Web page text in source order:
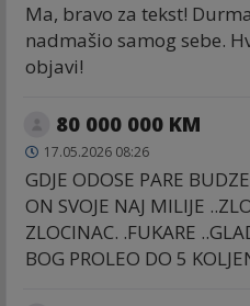
Ma, bravo za tekst!
nadmašio samog sebe.
objavi!
80 000 000 KM
17.05.2026 08:26
GDJE ODOSE PARE
ON SVOJE NAJ MILIJE
ZLOCINAC. .FUKARE
BOG PROLEO DO 5